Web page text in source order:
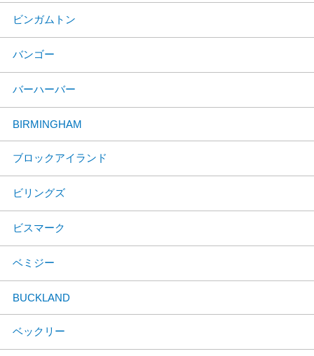
ビンガムトン
バンゴー
バーハーバー
BIRMINGHAM
ブロックアイランド
ビリングズ
ビスマーク
ベミジー
BUCKLAND
ベックリー